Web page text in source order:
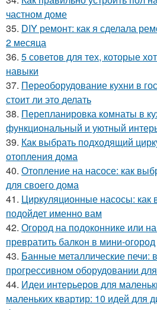
частном доме
35. DIY ремонт: как я сделала
2 месяца
36. 5 советов для тех, которые
навыки
37. Переоборудование кухни в
стоит ли это делать
38. Перепланировка комнаты в
функциональный и уютный
39. Как выбрать подходящий
отопления дома
40. Отопление на насосе: как
для своего дома
41. Циркуляционные насосы: как
подойдет именно вам
42. Огород на подоконнике или
превратить балкон в мини-огород
43. Банные металлические печи:
прогрессивном оборудовании
44. Идеи интерьеров для
маленьких квартир: 10 идей для